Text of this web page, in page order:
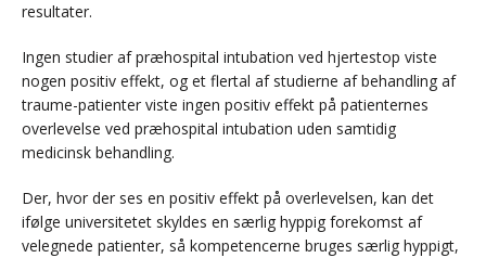
resultater.
Ingen studier af præhospital intubation ved hjertestop viste
nogen positiv effekt, og et flertal af studierne af behandling af
traume-patienter viste ingen positiv effekt på patienternes
overlevelse ved præhospital intubation uden samtidig
medicinsk behandling.
Der, hvor der ses en positiv effekt på overlevelsen, kan det
ifølge universitetet skyldes en særlig hyppig forekomst af
velegnede patienter, så kompetencerne bruges særlig hyppigt,